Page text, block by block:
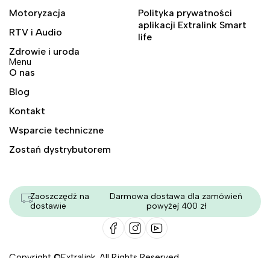
Motoryzacja
RTV i Audio
Zdrowie i uroda
Polityka prywatności
aplikacji Extralink Smart
life
Menu
O nas
Blog
Kontakt
Wsparcie techniczne
Zostań dystrybutorem
Zaoszczędź na
dostawie
Darmowa dostawa dla zamówień
powyżej 400 zł